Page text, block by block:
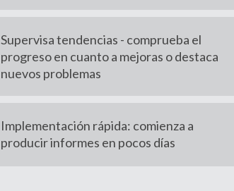
Supervisa tendencias - comprueba el
progreso en cuanto a mejoras o destaca
nuevos problemas
Implementación rápida: comienza a
producir informes en pocos días